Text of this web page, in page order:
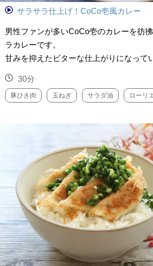
サラサラ仕上げ！CoCo壱風カレー
男性ファンが多いCoCo壱のカレーを彷
ラカレーです。
甘みを抑えたビターな仕上がりになって
30分
豚ひき肉 玉ねぎ サラダ油 ローリ